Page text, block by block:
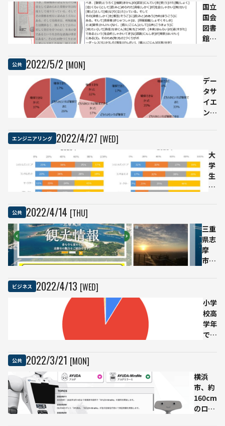
専門
コー
スを
開設
ータ
付き
教材
を提
国立
国会
図書
館が
など
のた
めの
OCR
AIで
読書
のバ
リア
指す
公共 2022/5/2 [MON]
デー
タサ
イエ
ンテ
通り
確保
でき
なか
割以
上
採用
は
み」
が多
数
エンジニアリング 2022/4/27 [WED]
大
学
生
の
サ
イ
エ
ン
ト
認
知
度
サ
ル
タ
公共 2022/4/14 [THU]
三重
県志
摩
市、
ット
と
RPA
ツー
を年
130
時間
削減
ビジネス 2022/4/13 [WED]
小学
校高
学年
で
ング
教室
に通
った
公共 2022/3/21 [MON]
横浜
市、約
160cm
のロボ